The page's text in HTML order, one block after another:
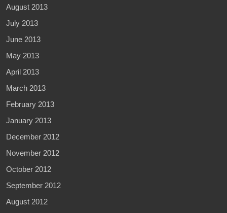
August 2013
July 2013
June 2013
May 2013
April 2013
March 2013
February 2013
January 2013
December 2012
November 2012
October 2012
September 2012
August 2012